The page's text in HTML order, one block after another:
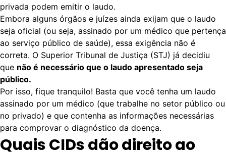
privada podem emitir o laudo.
Embora alguns órgãos e juízes ainda exijam que o laudo
seja oficial (ou seja, assinado por um médico que pertença
ao serviço público de saúde), essa exigência não é
correta. O Superior Tribunal de Justiça (STJ) já decidiu
que não é necessário que o laudo apresentado seja
público.
Por isso, fique tranquilo! Basta que você tenha um laudo
assinado por um médico (que trabalhe no setor público ou
no privado) e que contenha as informações necessárias
para comprovar o diagnóstico da doença.
Quais CIDs dão direito ao